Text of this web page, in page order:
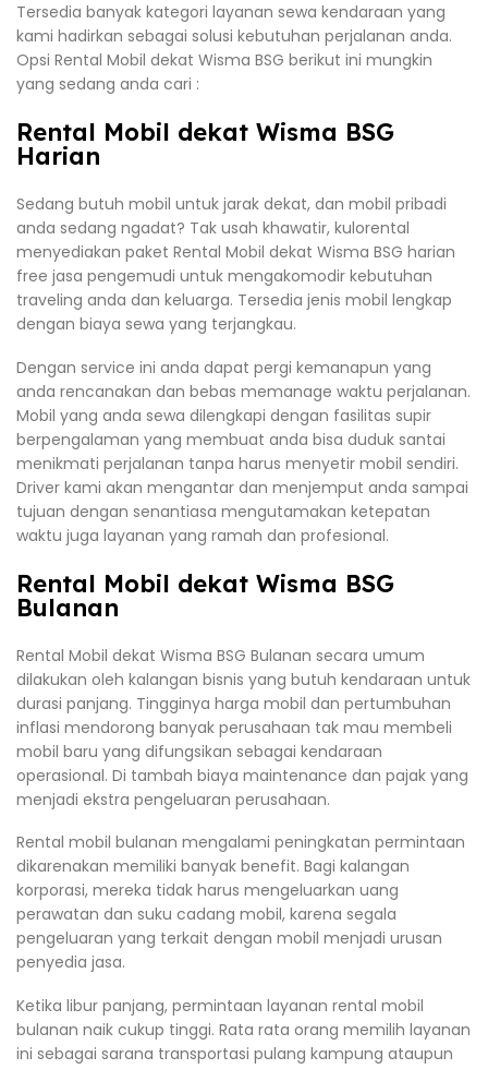
Tersedia banyak kategori layanan sewa kendaraan yang
kami hadirkan sebagai solusi kebutuhan perjalanan anda.
Opsi Rental Mobil dekat Wisma BSG berikut ini mungkin
yang sedang anda cari :
Rental Mobil dekat Wisma BSG
Harian
Sedang butuh mobil untuk jarak dekat, dan mobil pribadi
anda sedang ngadat? Tak usah khawatir, kulorental
menyediakan paket Rental Mobil dekat Wisma BSG harian
free jasa pengemudi untuk mengakomodir kebutuhan
traveling anda dan keluarga. Tersedia jenis mobil lengkap
dengan biaya sewa yang terjangkau.
Dengan service ini anda dapat pergi kemanapun yang
anda rencanakan dan bebas memanage waktu perjalanan.
Mobil yang anda sewa dilengkapi dengan fasilitas supir
berpengalaman yang membuat anda bisa duduk santai
menikmati perjalanan tanpa harus menyetir mobil sendiri.
Driver kami akan mengantar dan menjemput anda sampai
tujuan dengan senantiasa mengutamakan ketepatan
waktu juga layanan yang ramah dan profesional.
Rental Mobil dekat Wisma BSG
Bulanan
Rental Mobil dekat Wisma BSG Bulanan secara umum
dilakukan oleh kalangan bisnis yang butuh kendaraan untuk
durasi panjang. Tingginya harga mobil dan pertumbuhan
inflasi mendorong banyak perusahaan tak mau membeli
mobil baru yang difungsikan sebagai kendaraan
operasional. Di tambah biaya maintenance dan pajak yang
menjadi ekstra pengeluaran perusahaan.
Rental mobil bulanan mengalami peningkatan permintaan
dikarenakan memiliki banyak benefit. Bagi kalangan
korporasi, mereka tidak harus mengeluarkan uang
perawatan dan suku cadang mobil, karena segala
pengeluaran yang terkait dengan mobil menjadi urusan
penyedia jasa.
Ketika libur panjang, permintaan layanan rental mobil
bulanan naik cukup tinggi. Rata rata orang memilih layanan
ini sebagai sarana transportasi pulang kampung ataupun